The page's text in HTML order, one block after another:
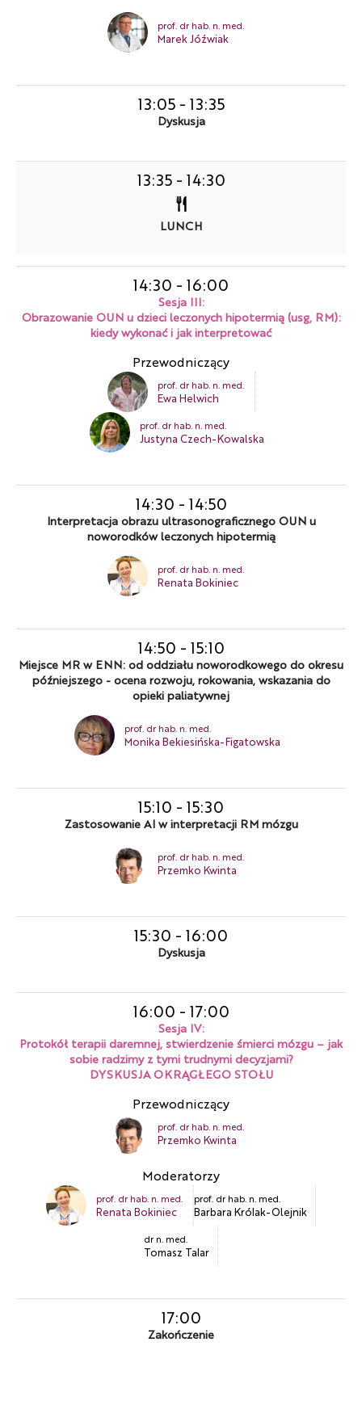
prof. dr hab. n. med.
Marek Jóźwiak
13:05- 13:35
Dyskusja
13:35- 14:30
LUNCH
14:30 - 16:00
Sesja III:
Obrazowanie OUN u dzieci leczonych hipotermią (usg, RM):
kiedy wykonać i jak interpretować
Przewodniczący
prof. dr hab. n. med.
Ewa Helwich
prof. dr hab. n. med.
Justyna Czech-Kowalska
14:30 - 14:50
Interpretacja obrazu ultrasonograficznego OUN u
noworodków leczonych hipotermią
prof. dr hab. n. med.
Renata Bokiniec
14:50 - 15:10
Miejsce MR w ENN: od oddziału noworodkowego do okresu
późniejszego - ocena rozwoju, rokowania, wskazania do
opieki paliatywnej
prof. dr hab. n. med.
Monika Bekiesińska-Figatowska
15:10 - 15:30
Zastosowanie AI w interpretacji RM mózgu
prof. dr hab. n. med.
Przemko Kwinta
15:30 - 16:00
Dyskusja
16:00 - 17:00
Sesja IV:
Protokół terapii daremnej, stwierdzenie śmierci mózgu – jak
sobie radzimy z tymi trudnymi decyzjami?
DYSKUSJA OKRĄGŁEGO STOŁU
Przewodniczący
prof. dr hab. n. med.
Przemko Kwinta
Moderatorzy
prof. dr hab. n. med.
Renata Bokiniec
prof. dr hab. n. med.
Barbara Królak-Olejnik
dr n. med.
Tomasz Talar
17:00
Zakończenie